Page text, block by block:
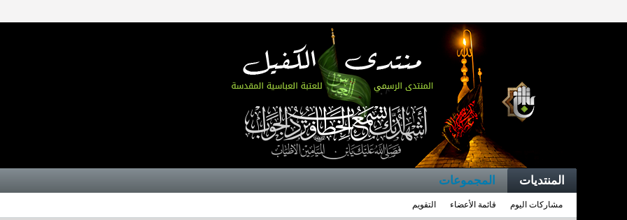
المنتديات المجموعات
مشاركات اليوم قائمة الأعضاء التقويم